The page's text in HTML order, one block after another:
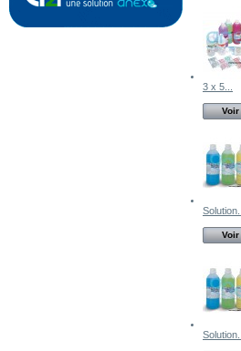
3 x 5...
Voir
Solution...
Voir
Solution...